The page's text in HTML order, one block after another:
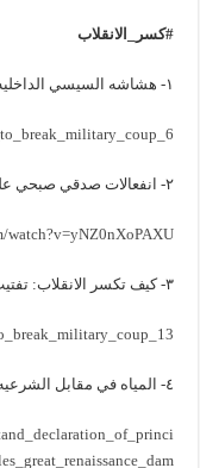
#كسر_الانقلاب
١- هشاشه السيسي الداخليه:
٢- انفعالات صدقي صبحي علي وجهه خلال حديث السيسي:
watch?v=yNZ0nXoPAXU
٣- كيف تكسر الانقلاب: تفتيت تحالفات السيسي
٤- المياه في مقابل الشرعيه: